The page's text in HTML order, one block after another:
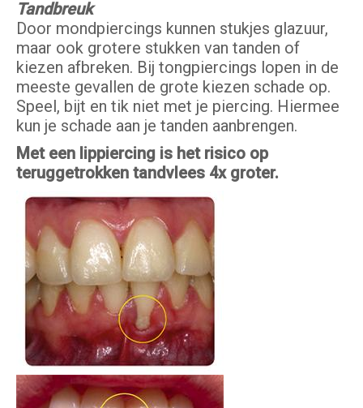
Tandbreuk
Door mondpiercings kunnen stukjes glazuur,
maar ook grotere stukken van tanden of
kiezen afbreken. Bij tongpiercings lopen in de
meeste gevallen de grote kiezen schade op.
Speel, bijt en tik niet met je piercing. Hiermee
kun je schade aan je tanden aanbrengen.
Met een lippiercing is het risico op
teruggetrokken tandvlees 4x groter.